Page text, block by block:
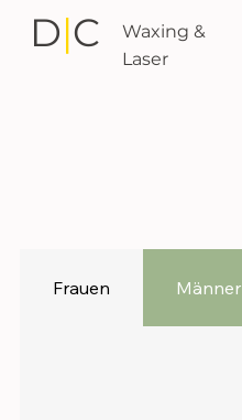
D|C
Waxing &
Laser
Frauen Männer